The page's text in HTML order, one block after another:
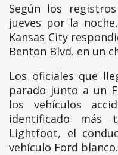
Según los
jueves por la
Kansas City
Benton Blvd. en un
Los oficiales que
parado junto a un
los vehículos
identificado más
Lightfoot, el
vehículo Ford blanco.